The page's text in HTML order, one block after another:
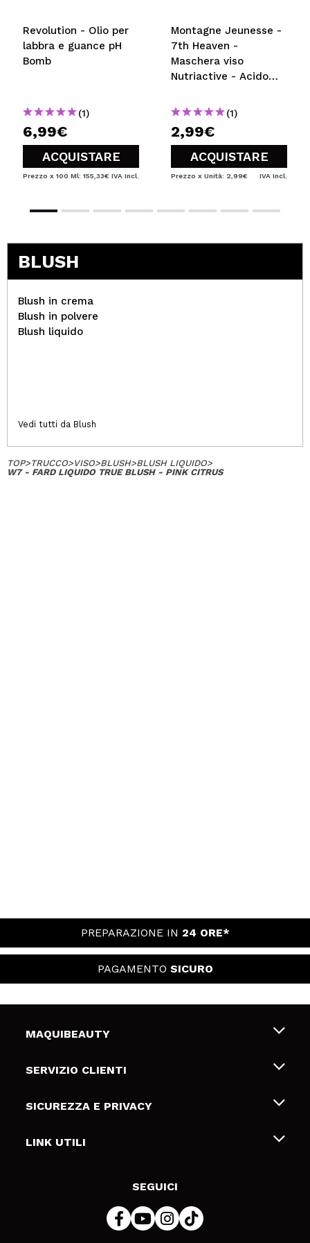
Revolution - Olio per
labbra e guance pH
Bomb
(1)
6,99€
ACQUISTARE
Prezzo x 100 Ml: 155,33€ IVA Incl.
Montagne Jeunesse -
7th Heaven -
Maschera viso
Nutriactive - Acido
(1)
2,99€
ACQUISTARE
Prezzo x Unità: 2,99€ IVA Incl.
BLUSH
Blush in crema
Blush in polvere
Blush liquido
Vedi tutti da Blush
TOP>TRUCCO>VISO>BLUSH>BLUSH LIQUIDO>
W7 - FARD LIQUIDO TRUE BLUSH - PINK CITRUS
PREPARAZIONE IN 24 ORE*
PAGAMENTO SICURO
MAQUIBEAUTY
Chi siamo
Gift Cards
SERVIZIO CLIENTI
Spedizioni & Resi
Metodi di pagamamento
SICUREZZA E PRIVACY
Termini e condizioni
LINK UTILI
SEGUICI